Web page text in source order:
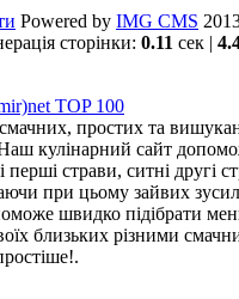
Powered by ІMG CMS
сторінки: 0.11 сек |
простих та
кулінарний сайт
страви, ситні другі
при цьому зайвих
швидко підібрати
близьких різними